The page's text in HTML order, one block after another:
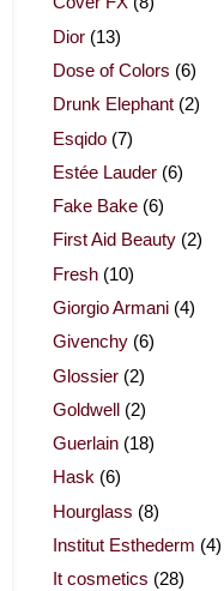
Dior (13)
Dose of Colors (6)
Drunk Elephant (2)
Esqido (7)
Estée Lauder (6)
Fake Bake (6)
First Aid Beauty (2)
Fresh (10)
Giorgio Armani (4)
Givenchy (6)
Glossier (2)
Goldwell
(2)
Guerlain (18)
Hask (6)
Hourglass (8)
Institut Esthederm (4)
It cosmetics (28)